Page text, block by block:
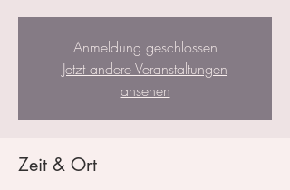
Anmeldung geschlossen
Jetzt andere Veranstaltungen
ansehen
Zeit & Ort